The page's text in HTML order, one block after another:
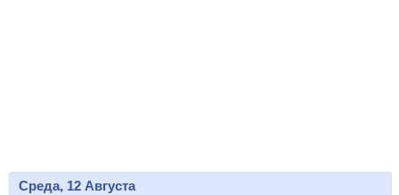
Среда, 12 Августа